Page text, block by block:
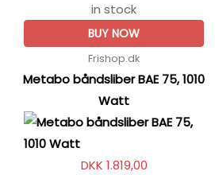
in stock
BUY NOW
Frishop.dk
Metabo båndsliber BAE 75, 1010
Watt
DKK 1.819,00